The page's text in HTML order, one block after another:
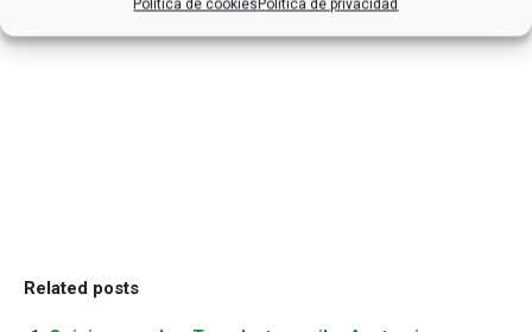
Política de cookiesPolítica de privacidad
Related posts